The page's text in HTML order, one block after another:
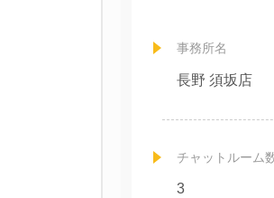
事務所名
長野 須坂店
チャットルーム
3